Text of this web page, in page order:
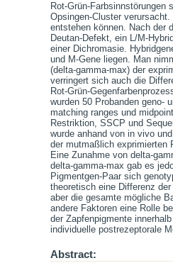
Rot-Grün-Farbsinnstörungen
Opsingen-Cluster
entstehen können. Nach der
Deutan-Defekt, ein L/M-
einer Dichromasie.
und M-Gene liegen. Man
(delta-gamma-max) der
verringert sich auch die
Rot-Grün-
wurden 50 Probanden geno-
matching ranges und
Restriktion, SSCP und
wurde anhand von in vivo
der mutmaßlich exprimierten
Eine Zunahme von delta-
delta-gamma-max gab es
Pigmentgen-Paar sich
theoretisch eine Differenz
aber die gesamte mögliche
andere Faktoren eine Rolle
der Zapfenpigmente
individuelle postrezeptorale
Abstract: